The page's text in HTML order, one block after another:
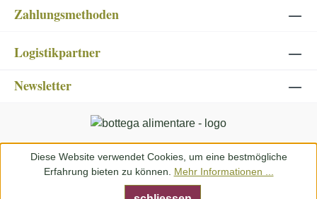
Zahlungsmethoden
Logistikpartner
Newsletter
Diese Website verwendet Cookies, um eine bestmögliche
Erfahrung bieten zu können. Mehr Informationen ...